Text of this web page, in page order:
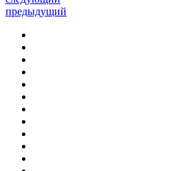
предыдущий